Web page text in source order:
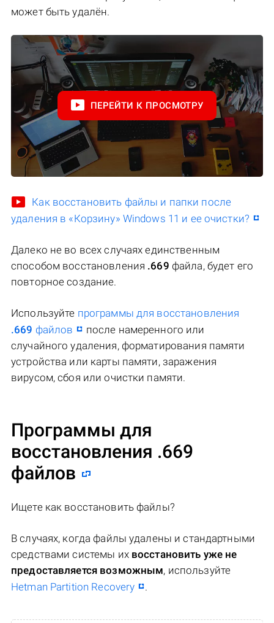
может быть удалён.
ПЕРЕЙТИ К ПРОСМОТРУ
Как восстановить файлы и папки после
удаления в «Корзину» Windows 11 и ее очистки?
Далеко не во всех случаях единственным
способом восстановления .669 файла, будет его
повторное создание.
Используйте программы для восстановления
.669 файлов
после намеренного или
случайного удаления, форматирования памяти
устройства или карты памяти, заражения
вирусом, сбоя или очистки памяти.
Программы для
восстановления .669
файлов
Ищете как восстановить файлы?
В случаях, когда файлы удалены и стандартными
средствами системы их восстановить уже не
предоставляется возможным, используйте
Hetman Partition Recovery
.